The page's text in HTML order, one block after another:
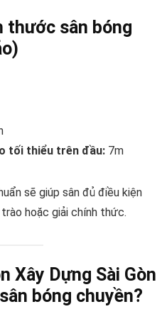
thước sân bóng
tối thiểu trên đầu: 7m
sẽ giúp sân đủ điều kiện
hoặc giải chính thức.
Xây Dựng Sài Gòn
bóng chuyền?